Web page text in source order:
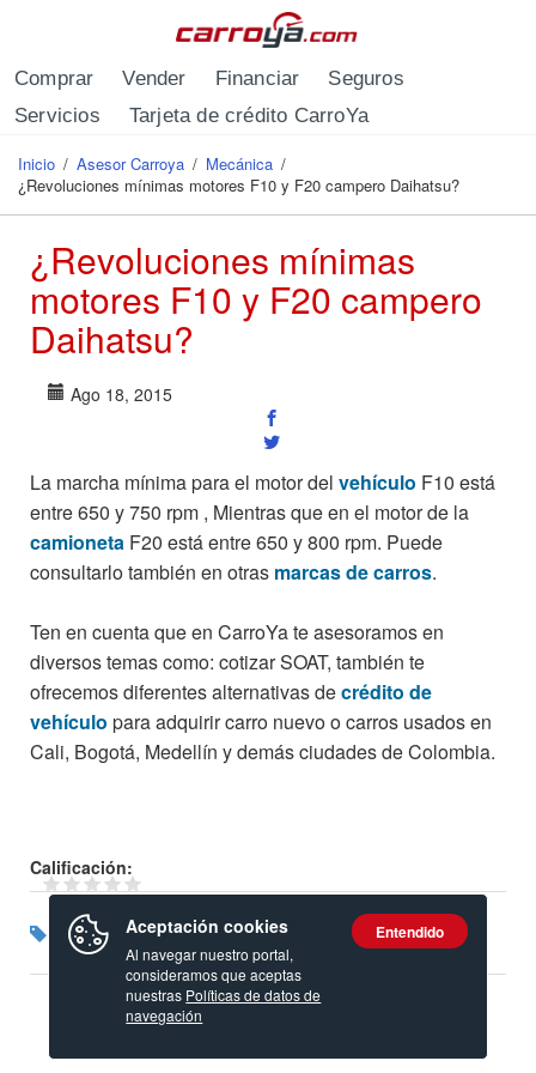
Comprar Vender Financiar
Seguros
Servicios
Tarjeta de crédito CarroYa
Se encuentra usted aquí
Inicio / Asesor Carroya / Mecánica /
¿Revoluciones mínimas motores F10 y F20 campero Daihatsu?
¿Revoluciones mínimas
motores F10 y F20 campero
Daihatsu?
Ago 18, 2015
La marcha mínima para el motor del vehículo F10 está
entre 650 y 750 rpm , Mientras que en el motor de la
camioneta F20 está entre 650 y 800 rpm. Puede
consultarlo también en otras marcas de carros.
Ten en cuenta que en CarroYa te asesoramos en
diversos temas como: cotizar SOAT, también te
ofrecemos diferentes alternativas decrédito de
vehículo para adquirir carro nuevo o carros usados en
Cali, Bogotá, Medellín y demás ciudades de Colombia.
Calificación:
Etiquetas: f10 f20 daihatsu
Aceptación cookies
Al navegar nuestro portal,
consideramos que aceptas
nuestras Políticas de datos de
navegación
Entendido